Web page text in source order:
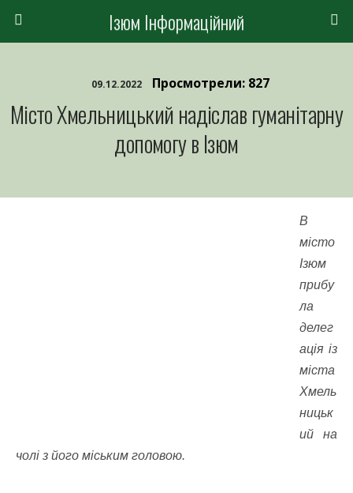
Ізюм Інформаційний
09.12.2022 Просмотрели: 827
Місто Хмельницький надіслав гуманітарну
допомогу в Ізюм
В
місто
Ізюм
прибу
ла
делег
ація із
міста
Хмель
ницьк
ий на
чолі з його міським головою.